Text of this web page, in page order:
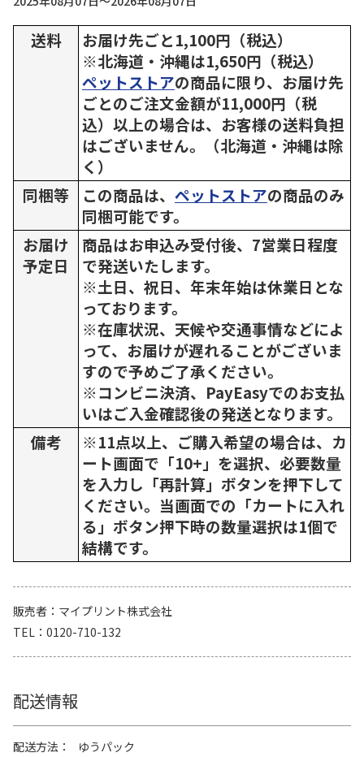
送料
お届け先ごと1,100円（税込）
※北海道・沖縄は1,650円（税込）
ペットストアの商品に限り、お届け先
ごとのご注文金額が11,000円（税
込）以上の場合は、お客様の送料負担
はございません。（北海道・沖縄は除
く）
同梱等
この商品は、 ペットストアの商品のみ
同梱可能です。
お届け
予定日
商品はお申込み受付後、7営業日程度
で発送いたします。
※土日、祝日、年末年始は休業日とな
っております。
※在庫状況、天候や交通事情などによ
って、お届けが遅れることがございま
すので予めご了承ください。
※コンビニ決済、PayEasyでのお支払
いはご入金確認後の発送となります。
備考
※11点以上、ご購入希望の場合は、カ
ート画面で「10+」を選択、必要数量
を入力し「再計算」ボタンを押下して
ください。当画面での「カートに入れ
る」ボタン押下時の数量選択は1個で
結構です。
販売者
マイプリント株式会社
TEL
0120-710-132
配送情報
配送方法
ゆうパック